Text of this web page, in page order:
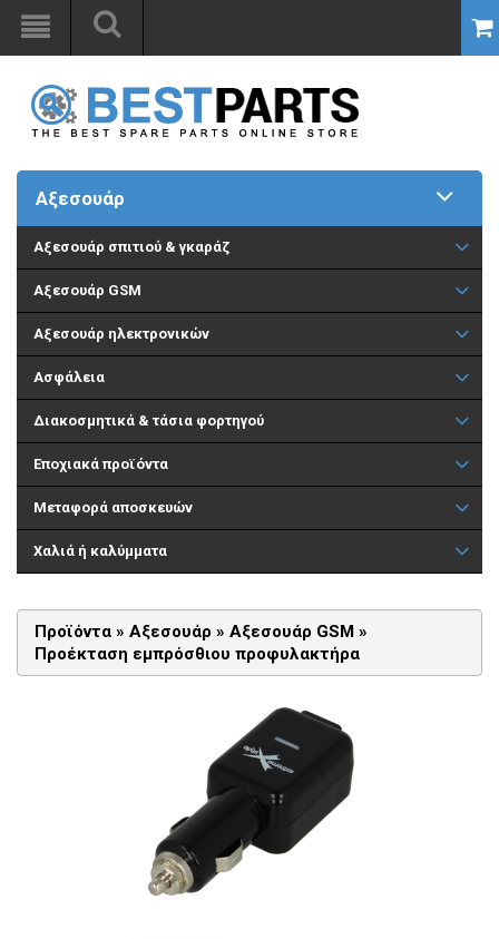
Αξεσουάρ
Aξεσουάρ σπιτιού & γκαράζ
Αξεσουάρ GSM
Αξεσουάρ ηλεκτρονικών
Ασφάλεια
Διακοσμητικά & τάσια φορτηγού
Εποχιακά προϊόντα
Μεταφορά αποσκευών
Χαλιά ή καλύμματα
Προϊόντα » Αξεσουάρ » Αξεσουάρ GSM »
Προέκταση εμπρόσθιου προφυλακτήρα